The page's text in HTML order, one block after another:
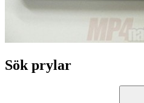
Sök prylar